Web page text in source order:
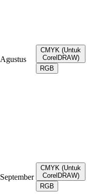
Agustus
CMYK (Untuk
CorelDRAW)
RGB
September
CMYK (Untuk
CorelDRAW)
RGB